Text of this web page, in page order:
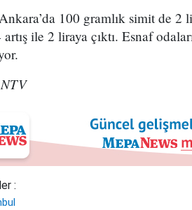
100 gramlık simit de 2
ile 2 liraya çıktı. Esnaf
: